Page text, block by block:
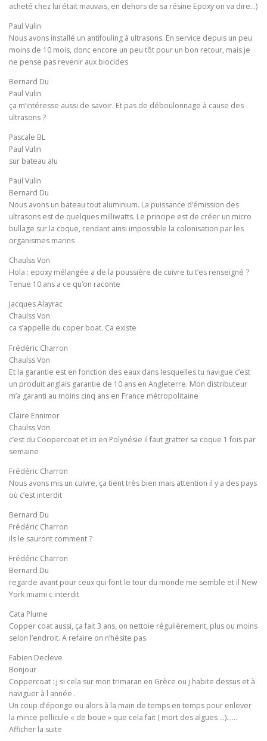
acheté chez lui était mauvais, en dehors de sa résine Epoxy on va dire…)
Paul Vulin
Nous avons installé un antifouling à ultrasons. En service depuis un peu
moins de 10 mois, donc encore un peu tôt pour un bon retour, mais je
ne pense pas revenir aux biocides
Bernard Du
Paul Vulin
ça m’intéresse aussi de savoir. Et pas de déboulonnage à cause des
ultrasons ?
Pascale BL
Paul Vulin
sur bateau alu
Paul Vulin
Bernard Du
Nous avons un bateau tout aluminium. La puissance d’émission des
ultrasons est de quelques milliwatts. Le principe est de créer un micro
bullage sur la coque, rendant ainsi impossible la colonisation par les
organismes marins
Chaulss Von
Hola : epoxy mélangée a de la poussière de cuivre tu t’es renseigné ?
Tenue 10 ans a ce qu’on raconte
Jacques Alayrac
Chaulss Von
ca s’appelle du coper boat. Ca existe
Frédéric Charron
Chaulss Von
Et la garantie est en fonction des eaux dans lesquelles tu navigue c’est
un produit anglais garantie de 10 ans en Angleterre. Mon distributeur
m’a garanti au moins cinq ans en France métropolitaine
Claire Ennimor
Chaulss Von
c’est du Coopercoat et ici en Polynésie il faut gratter sa coque 1 fois par
semaine
Frédéric Charron
Nous avons mis un cuivre, ça tient très bien mais attention il y a des pays
où c’est interdit
Bernard Du
Frédéric Charron
ils le sauront comment ?
Frédéric Charron
Bernard Du
regarde avant pour ceux qui font le tour du monde me semble et il New
York miami c interdit
Cata Plume
Copper coat aussi, ça fait 3 ans, on nettoie régulièrement, plus ou moins
selon l’endroit. A refaire on n’hésite pas.
Fabien Decleve
Bonjour
Coppercoat : j si cela sur mon trimaran en Grèce ou j habite dessus et à
naviguer à l année .
Un coup d’éponge ou alors à la main de temps en temps pour enlever
la mince pellicule « de boue » que cela fait ( mort des algues …)……
Afficher la suite